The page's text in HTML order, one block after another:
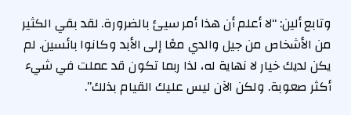
وتابع ألين: “لا أعلم أن هذا أمر سيئ بالضرورة. لقد بقي الكثير
من الأشخاص من جيل والدي معًا إلى الأبد وكانوا بائسين. لم
يكن لديك خيار لا نهاية له، لذا ربما تكون قد عملت في شيء
أكثر صعوبة. ولكن الآن ليس عليك القيام بذلك”.